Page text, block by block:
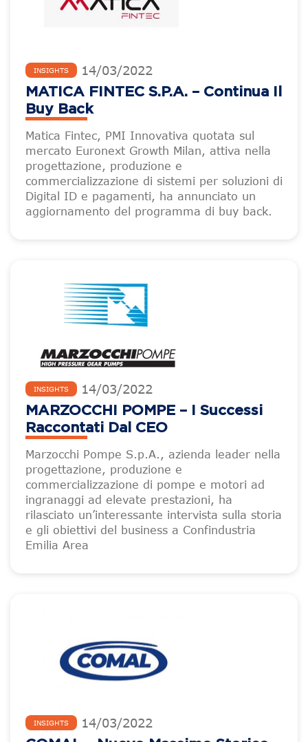
INSIGHTS 14/03/2022
MATICA FINTEC S.p.A. – Continua Il
Buy Back
Matica Fintec, PMI Innovativa quotata sul
mercato Euronext Growth Milan, attiva nella
progettazione, produzione e
commercializzazione di sistemi per soluzioni di
Digital ID e pagamenti, ha annunciato un
aggiornamento del programma di buy back.
INSIGHTS 14/03/2022
MARZOCCHI POMPE – I Successi
Raccontati Dal CEO
Marzocchi Pompe S.p.A., azienda leader nella
progettazione, produzione e
commercializzazione di pompe e motori ad
ingranaggi ad elevate prestazioni, ha
rilasciato un’interessante intervista sulla storia
e gli obiettivi del business a Confindustria
Emilia Area
INSIGHTS 14/03/2022